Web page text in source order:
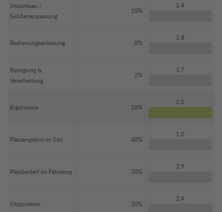
Sitzumbau /
Größenanpassung
10%
1,4
Bedienungsanleitung 8%
1,8
Reinigung &
Verarbeitung
2%
1,7
Ergonomie 10%
2,0
Platzangebot im Sitz 40%
1,0
Platzbedarf im Fahrzeug 20%
2,9
Sitzposition 20%
2,4